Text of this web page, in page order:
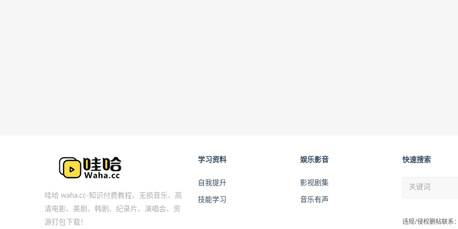
哇哈 waha.cc-知识付费教程、无损音乐、高
清电影、美剧、韩剧、纪录片、演唱会、资
源打包下载！
学习资料
自我提升
技能学习
娱乐影音
影视剧集
音乐有声
快速搜索
违规/侵权删帖联系